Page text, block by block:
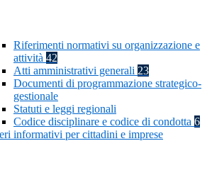
Riferimenti normativi su organizzazione e
attività 42
Atti amministrativi generali 23
Documenti di programmazione strategico-
gestionale
Statuti e leggi regionali
Codice disciplinare e codice di condotta 6
informativi per cittadini e imprese